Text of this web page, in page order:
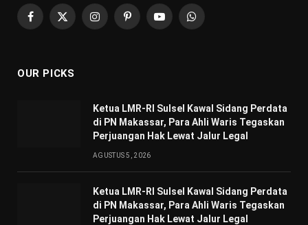
Facebook
X
InstagramPinterestYouTubeWhatsApp
OUR PICKS
Ketua LMR-RI Sulsel Kawal Sidang Perdata
di PN Makassar, Para Ahli Waris Tegaskan
Perjuangan Hak Lewat Jalur Legal
AGUSTUS 5, 2026
Ketua LMR-RI Sulsel Kawal Sidang Perdata
di PN Makassar, Para Ahli Waris Tegaskan
Perjuangan Hak Lewat Jalur Legal